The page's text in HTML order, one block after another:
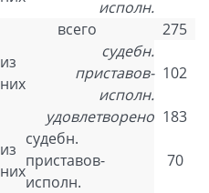
исполн.
всего
275
из
них
судебн.
приставов-
исполн.
102
удовлетворено 183
из
них
судебн.
приставов-
исполн.
70